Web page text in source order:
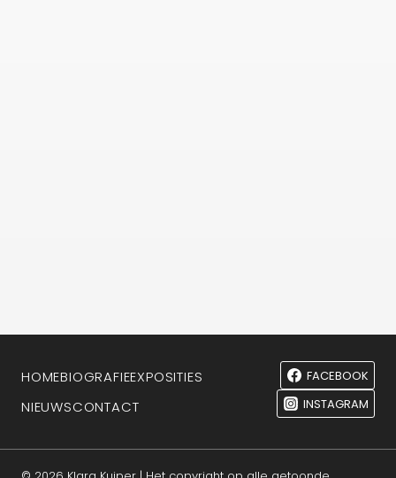
HOMEBIOGRAFIEEXPOSITIES
NIEUWSCONTACT
FACEBOOK
INSTAGRAM